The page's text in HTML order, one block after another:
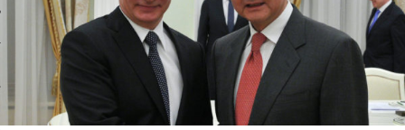
MONROZIER